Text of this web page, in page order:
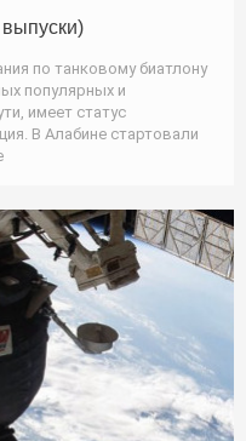
по танковому биатлону
популярных и
имеет статус
В Алабине стартовали